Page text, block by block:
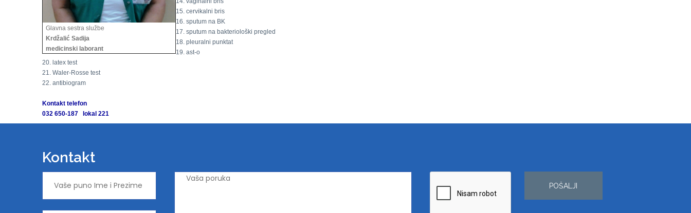
Glavna sestra službe
Krdžalić Sadija
medicinski laborant
15. cervikalni bris
16. sputum na BK
17. sputum na bakteriološki pregled
18. pleuralni punktat
19. ast-o
20. latex test
21. Waler-Rosse test
22. antibiogram
Kontakt telefon
032 650-187 lokal 221
Kontakt
POŠALJI